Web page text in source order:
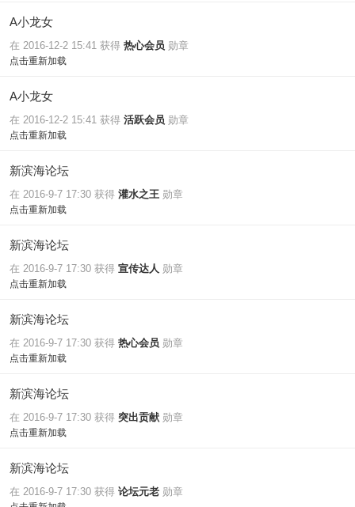
A小龙女
在 2016-12-2 15:41 获得 热心会员 勋章
点击重新加载
A小龙女
在 2016-12-2 15:41 获得 活跃会员 勋章
点击重新加载
新滨海论坛
在 2016-9-7 17:30 获得 灌水之王 勋章
点击重新加载
新滨海论坛
在 2016-9-7 17:30 获得 宣传达人 勋章
点击重新加载
新滨海论坛
在 2016-9-7 17:30 获得 热心会员 勋章
点击重新加载
新滨海论坛
在 2016-9-7 17:30 获得 突出贡献 勋章
点击重新加载
新滨海论坛
在 2016-9-7 17:30 获得 论坛元老 勋章